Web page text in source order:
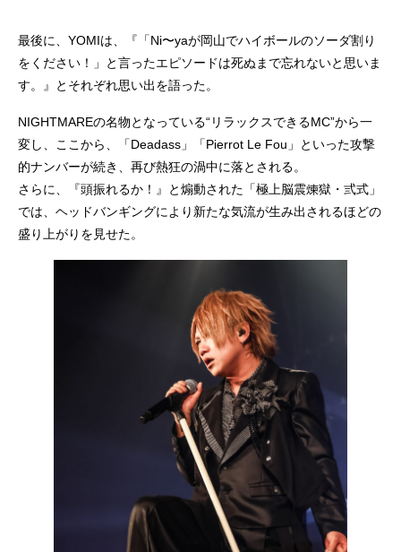
最後に、YOMIは、『「Ni〜yaが岡山でハイボールのソーダ割り
をください！」と言ったエピソードは死ぬまで忘れないと思いま
す。』とそれぞれ思い出を語った。
NIGHTMAREの名物となっている“リラックスできるMC”から一
変し、ここから、「Deadass」「Pierrot Le Fou」といった攻撃
的ナンバーが続き、再び熱狂の渦中に落とされる。
さらに、『頭振れるか！』と煽動された「極上脳震煉獄・弎式」
では、ヘッドバンギングにより新たな気流が生み出されるほどの
盛り上がりを見せた。